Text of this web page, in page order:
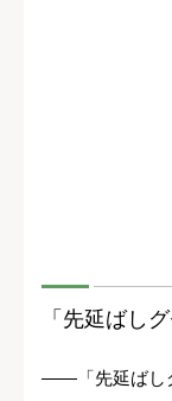
「先延ばし
――「先延ばし